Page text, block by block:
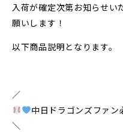
入荷が確定次第お知らせい
願いします！
以下商品説明となります。
／
中日ドラゴンズファン
＼